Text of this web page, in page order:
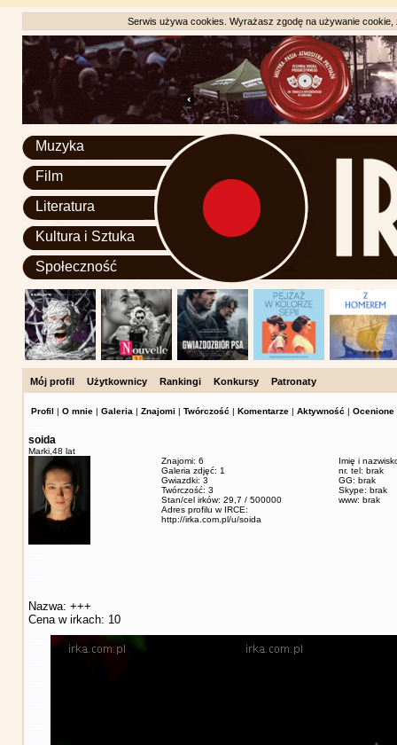
Serwis używa cookies. Wyrażasz zgodę na używanie
Muzyka
Film
Literatura
Kultura i Sztuka
Społeczność
Mój profil Użytkownicy Rankingi Konkursy Patronaty
Profil | O mnie | Galeria | Znajomi | Twórczość | Komentarze | Aktywność | Ocenione
soida
Marki, 48 lat
Znajomi: 6
Galeria zdjęć: 1
Gwiazdki: 3
Twórczość: 3
Stan/cel irków: 29,7 / 500000
Adres profilu w IRCE:
http://irka.com.pl/u/soida
Imię i
nr. tel: brak
GG: brak
Skype: brak
www: brak
Nazwa: +++
Cena w irkach: 10